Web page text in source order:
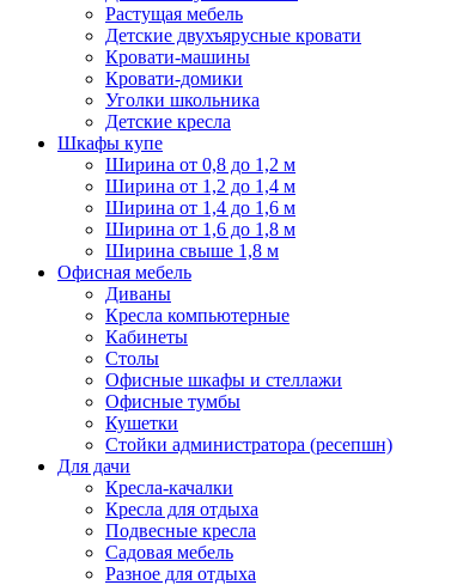
Растущая мебель
Детские двухъярусные кровати
Кровати-машины
Кровати-домики
Уголки школьника
Детские кресла
Шкафы купе
Ширина от 0,8 до 1,2 м
Ширина от 1,2 до 1,4 м
Ширина от 1,4 до 1,6 м
Ширина от 1,6 до 1,8 м
Ширина свыше 1,8 м
Офисная мебель
Диваны
Кресла компьютерные
Кабинеты
Столы
Офисные шкафы и стеллажи
Офисные тумбы
Кушетки
Стойки администратора (ресепшн)
Для дачи
Кресла-качалки
Кресла для отдыха
Подвесные кресла
Садовая мебель
Разное для отдыха